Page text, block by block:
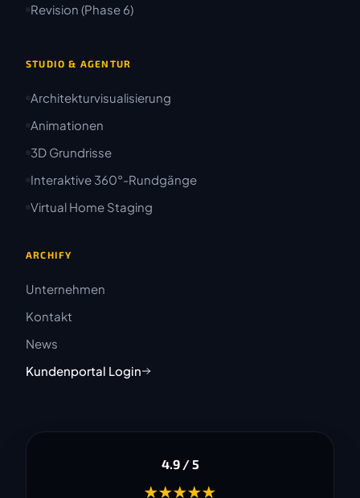
Revision (Phase 6)
STUDIO & AGENTUR
Architekturvisualisierung
Animationen
3D Grundrisse
Interaktive 360°-Rundgänge
Virtual Home Staging
ARCHIFY
Unternehmen
Kontakt
News
Kundenportal Login
4.9 / 5
★★★★★